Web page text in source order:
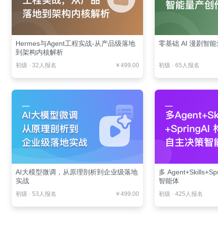
Hermes与Agent工程实战-从产品级落地
到架构内核解析
初级 · 32人报名 ￥499.00
零基础 AI 漫剧智
初级 · 65人报名
AI大模型微调，从原理剖析到企业级落地
实战
初级 · 53人报名 ￥499.00
多
智能体
初级 · 425人报名